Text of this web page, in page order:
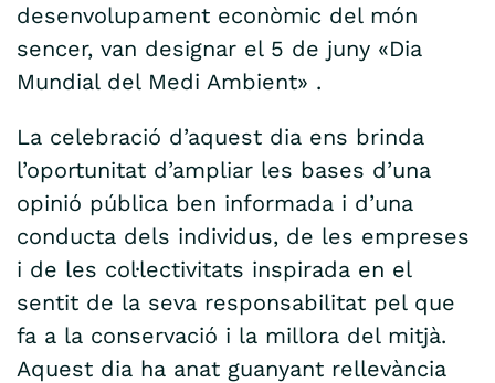
desenvolupament econòmic del món
sencer, van designar el 5 de juny «Dia
Mundial del Medi Ambient» .
La celebració d’aquest dia ens brinda
l’oportunitat d’ampliar les bases d’una
opinió pública ben informada i d’una
conducta dels individus, de les empreses
i de les col·lectivitats inspirada en el
sentit de la seva responsabilitat pel que
fa a la conservació i la millora del mitjà.
Aquest dia ha anat guanyant rellevància